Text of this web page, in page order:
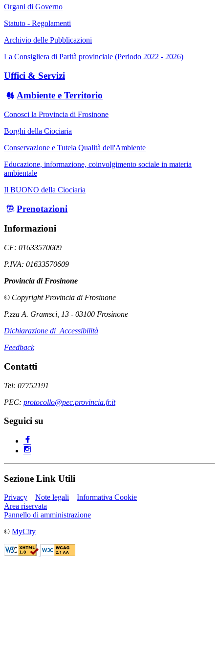
Organi di Governo
Statuto - Regolamenti
Archivio delle Pubblicazioni
La Consigliera di Parità provinciale (Periodo 2022 - 2026)
Uffici & Servizi
Ambiente e Territorio
Conosci la Provincia di Frosinone
Borghi della Ciociaria
Conservazione e Tutela Qualità dell'Ambiente
Educazione, informazione, coinvolgimento sociale in materia
ambientale
Il BUONO della Ciociaria
Prenotazioni
Informazioni
CF: 01633570609
P.IVA: 01633570609
Provincia di Frosinone
© Copyright Provincia di Frosinone
P.zza A. Gramsci, 13 - 03100 Frosinone
Dichiarazione di Accessibilità
Feedback
Contatti
Tel: 07752191
PEC: protocollo@pec.provincia.fr.it
Seguici su
Sezione Link Utili
Privacy Note legali
Informativa Cookie
Area riservata
Pannello di amministrazione
© MyCity